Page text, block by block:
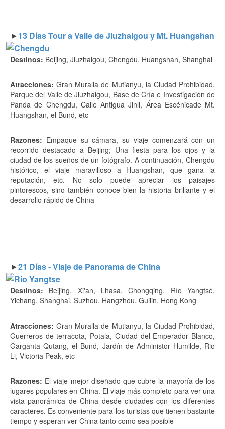
►13 Días Tour a Valle de Jiuzhaigou y Mt. Huangshan
Destinos: Beijing, Jiuzhaigou, Chengdu, Huangshan, Shanghai
Atracciones: Gran Muralla de Mutianyu, la Ciudad Prohibidad,
Parque del Valle de Jiuzhaigou, Base de Cría e Investigación de
Panda de Chengdu, Calle Antigua Jinli, Área Escénicade Mt.
Huangshan, el Bund, etc
Razones: Empaque su cámara, su viaje comenzará con un
recorrido destacado a Beijing; Una fiesta para los ojos y la
ciudad de los sueños de un fotógrafo. A continuación, Chengdu
histórico, el viaje maravilloso a Huangshan, que gana la
reputación, etc. No solo puede apreciar los paisajes
pintorescos, sino también conoce bien la historia brillante y el
desarrollo rápido de China
►21 Días - Viaje de Panorama de China
Destinos:
Beijing, Xi'an, Lhasa, Chongqing, Río Yangtsé,
Yichang, Shanghai, Suzhou, Hangzhou, Guilin, Hong Kong
Atracciones: Gran Muralla de Mutianyu, la Ciudad Prohibidad,
Guerreros de terracota, Potala, Ciudad del Emperador Blanco,
Garganta Qutang, el Bund, Jardín de Administor Humilde, Rio
Li, Victoria Peak, etc
Razones: El viaje mejor diseñado que cubre la mayoría de los
lugares populares en China. El viaje más completo para ver una
vista panorámica de China desde ciudades con los diferentes
caracteres. Es conveniente para los turistas que tienen bastante
tiempo y esperan ver China tanto como sea posible